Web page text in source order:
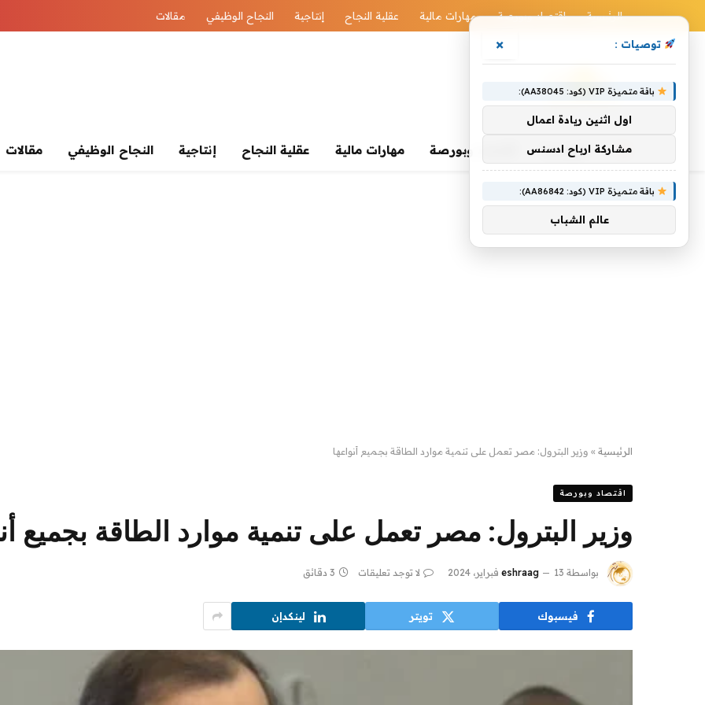
الرئيسية اقتصاد وبورصة مهارات مالية عقلية النجاح إنتاجية النجاح الوظيفي مقالات
الرئيسية اقتصاد وبورصة مهارات مالية عقلية النجاح إنتاجية النجاح الوظيفي مقالات
الرئيسية » وزير البترول: مصر تعمل على تنمية موارد الطاقة بجميع أنواعها
اقتصاد وبورصة
وزير البترول: مصر تعمل على تنمية موارد الطاقة بجميع
بواسطة eshraag 13 فبراير، 2024 لا توجد تعليقات 3 دقائق
فيسبوك تويتر لينكدإن
توصيات : ×
باقة متميزة VIP (كود: AA38045):
اول اثنين ريادة اعمال
مشاركة ارباح ادسنس
باقة متميزة VIP (كود: AA86842):
عالم الشباب